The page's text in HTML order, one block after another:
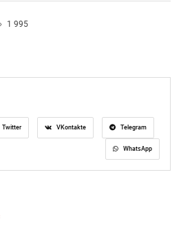
1 995
Twitter VKontakte Telegram
WhatsApp